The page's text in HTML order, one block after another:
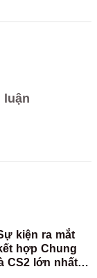
luận
kiện ra mắt
hợp Chung
CS2 lớn nhất